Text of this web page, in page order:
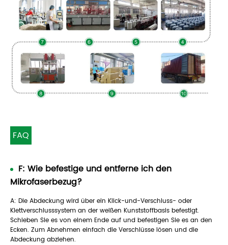
FAQ
F: Wie befestige und entferne ich den
Mikrofaserbezug?
A: Die Abdeckung wird über ein Klick-und-Verschluss- oder
Klettverschlusssystem an der weißen Kunststoffbasis befestigt.
Schieben Sie es von einem Ende auf und befestigen Sie es an den
Ecken. Zum Abnehmen einfach die Verschlüsse lösen und die
Abdeckung abziehen.